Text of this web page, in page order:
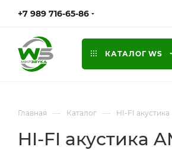
+7 989 716-65-86
КАТАЛОГ WS
Главная — Каталог — HI-FI акустика
HI-FI акустика